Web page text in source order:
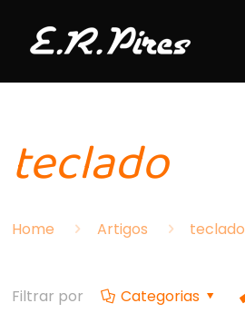
teclado
Home Artigos teclado
Filtrar por Categorias